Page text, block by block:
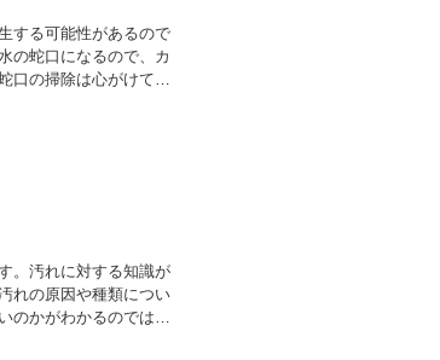
する可能性があるので
の蛇口になるので、カ
口の掃除は心がけてお
。汚れに対する知識が
れの原因や種類につい
のかがわかるのではな